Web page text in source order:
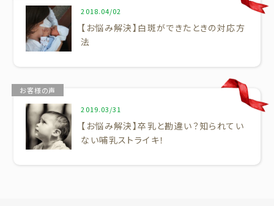
2018.04/02
【お悩み解決】白斑ができたときの対応方
法
2019.03/31
【お悩み解決】卒乳と勘違い？知られてい
ない哺乳ストライキ！
お客様の声